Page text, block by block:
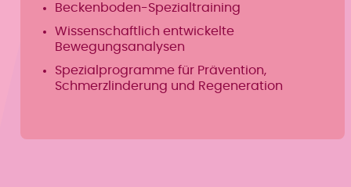
Beckenboden-Spezialtraining
Wissenschaftlich entwickelte
Bewegungsanalysen
Spezialprogramme für Prävention,
Schmerzlinderung und Regeneration